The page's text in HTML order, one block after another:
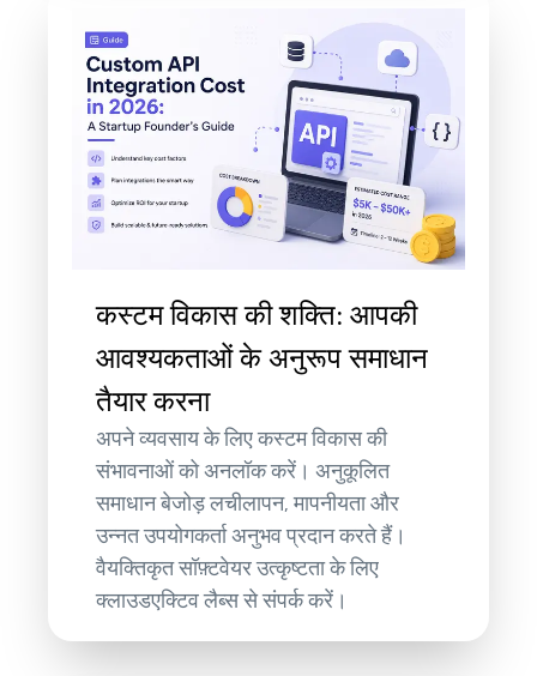
कस्टम विकास की शक्ति: आपकी
आवश्यकताओं के अनुरूप समाधान
तैयार करना
अपने व्यवसाय के लिए कस्टम विकास की
संभावनाओं को अनलॉक करें। अनुकूलित
समाधान बेजोड़ लचीलापन, मापनीयता और
उन्नत उपयोगकर्ता अनुभव प्रदान करते हैं।
वैयक्तिकृत सॉफ़्टवेयर उत्कृष्टता के लिए
क्लाउडएक्टिव लैब्स से संपर्क करें।